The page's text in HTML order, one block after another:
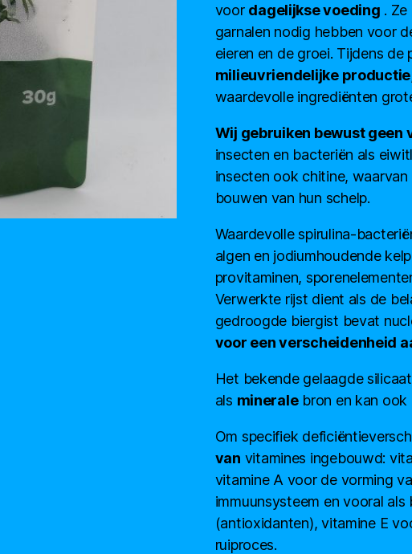
voor dagelijkse voeding .
garnalen nodig hebben voor
eieren en de groei. Tijdens
milieuvriendelijke
waardevolle ingrediënten
Wij gebruiken bewust geen
insecten en bacteriën als
insecten ook chitine,
bouwen van hun schelp.
Waardevolle spirulina-
algen en jodiumhoudende
provitaminen,
Verwerkte rijst dient als de
gedroogde biergist bevat
voor een verscheidenheid
Het bekende gelaagde
als mineralebron en kan ook
Om specifiek
van vitamines ingebouwd:
vitamine A voor de vorming
immuunsysteem en vooral
(antioxidanten), vitamine E
ruiproces.